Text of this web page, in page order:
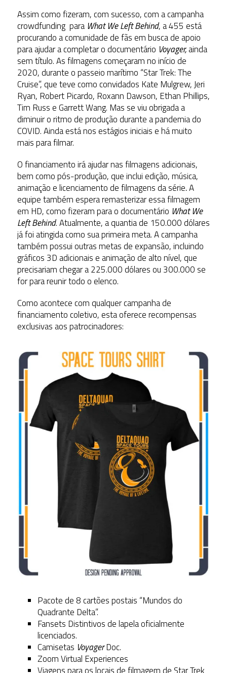
Assim como fizeram, com sucesso, com a campanha
crowdfunding para What We Left Behind, a 455 está
procurando a comunidade de fãs em busca de apoio
para ajudar a completar o documentário Voyager,ainda
sem título. As filmagens começaram no início de
2020, durante o passeio marítimo “Star Trek: The
Cruise”, que teve como convidados Kate Mulgrew, Jeri
Ryan, Robert Picardo, Roxann Dawson, Ethan Phillips,
Tim Russ e Garrett Wang. Mas se viu obrigada a
diminuir o ritmo de produção durante a pandemia do
COVID. Ainda está nos estágios iniciais e há muito
mais para filmar.
O financiamento irá ajudar nas filmagens adicionais,
bem como pós-produção, que inclui edição, música,
animação e licenciamento de filmagens da série.A
equipe também espera remasterizar essa filmagem
em HD, como fizeram para o documentário What We
Left Behind. Atualmente, a quantia de 150.000 dólares
já foi atingida como sua primeira meta. A campanha
também possui outras metas de expansão, incluindo
gráficos 3D adicionais e animação de alto nível, que
precisariam chegar a 225.000 dólares ou 300.000 se
for para reunir todo o elenco.
Como acontece com qualquer campanha de
financiamento coletivo, esta oferece recompensas
exclusivas aos patrocinadores:
Pacote de 8 cartões postais “Mundos do
Quadrante Delta”.
Fansets Distintivos de lapela oficialmente
licenciados.
Camisetas VoyagerDoc.
Zoom Virtual Experiences